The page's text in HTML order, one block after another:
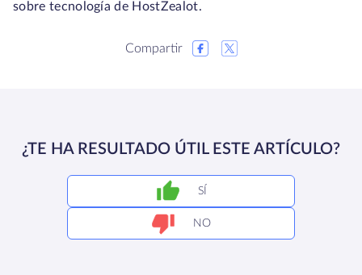
sobre tecnología de HostZealot.
Compartir
¿TE HA RESULTADO ÚTIL ESTE ARTÍCULO?
SÍ
NO